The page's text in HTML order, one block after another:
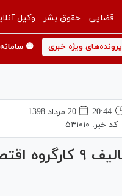
قضایی حقوق بشر وکیل
ویژه خبری 🟡
20:44
20 مرداد 1398
کد خبر: ۵۴۱۰۱۰
ابلاغ وظایف و